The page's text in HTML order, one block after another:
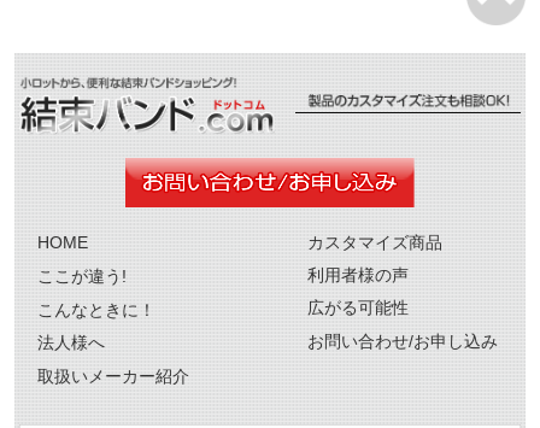
HOME
ここが違う!
こんなときに！
法人様へ
取扱いメーカー紹介
カスタマイズ商品
利用者様の声
広がる可能性
お問い合わせ/お申し込み